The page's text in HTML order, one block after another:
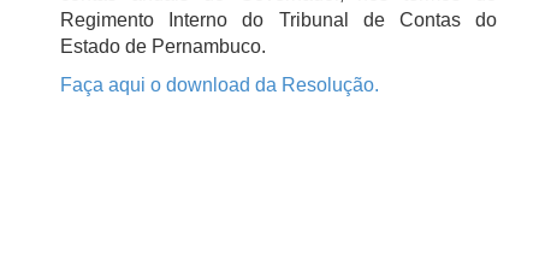
Regimento Interno do Tribunal de Contas do
Estado de Pernambuco.
Faça aqui o download da Resolução.